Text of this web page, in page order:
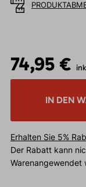
74,95 €
IN DEN
Erhalten Sie 5%
Der Rabatt kann
Warenangewendet